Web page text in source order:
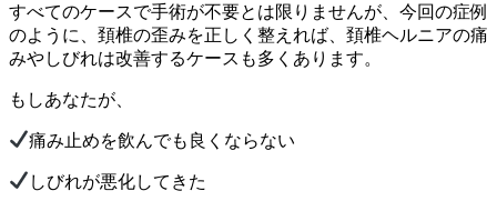
すべてのケースで手術が不要とは限りませんが、今回の症例
のように、頚椎の歪みを正しく整えれば、頚椎ヘルニアの痛
みやしびれは改善するケースも多くあります。
もしあなたが、
痛み止めを飲んでも良くならない
しびれが悪化してきた